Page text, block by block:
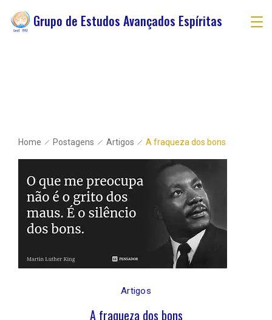
Grupo de Estudos Avançados Espíritas
Home Postagens Artigos A fraqueza dos bons
Artigos
A fraqueza dos bons